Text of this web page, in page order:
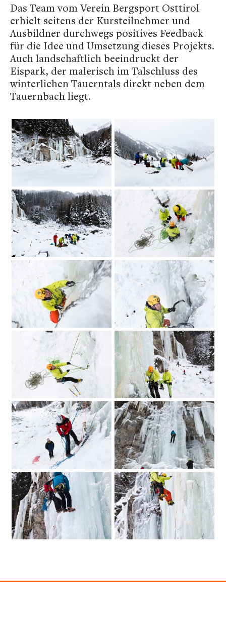
Das Team vom Verein Bergsport Osttirol
erhielt seitens der Kursteilnehmer und
Ausbildner durchwegs positives Feedback
für die Idee und Umsetzung dieses Projekts.
Auch landschaftlich beeindruckt der
Eispark, der malerisch im Talschluss des
winterlichen Tauerntals direkt neben dem
Tauernbach liegt.